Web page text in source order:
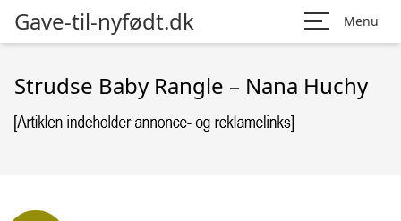
Gave-til-nyfødt.dk Menu
Strudse Baby Rangle – Nana Huchy